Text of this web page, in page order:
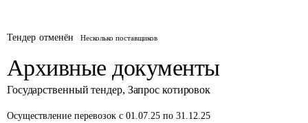
Тендер отменён Несколько поставщиков
Архивные документы
Государственный тендер, Запрос котировок
Осуществление перевозок с 01.07.25 по 31.12.25